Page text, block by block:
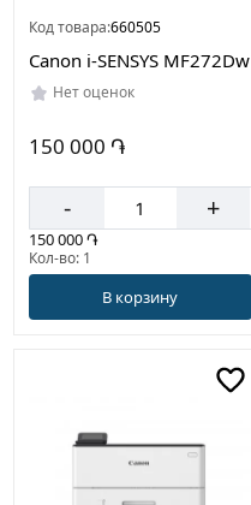
Код товара:660505
Canon i-SENSYS MF272Dw
Нет оценок
150 000 ֏
- +
150 000 ֏
Кол-во: 1
В корзину